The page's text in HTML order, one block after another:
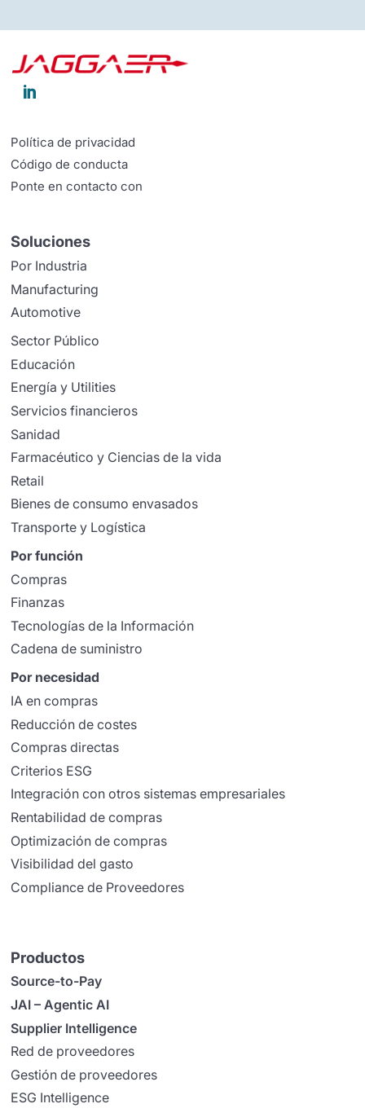

Política de privacidad
Código de conducta
Ponte en contacto con
Soluciones
Por Industria
Manufacturing
Automotive
Sector Público
Educación
Energía y Utilities
Servicios financieros
Sanidad
Farmacéutico y Ciencias de la vida
Retail
Bienes de consumo envasados
Transporte y Logística
Por función
Compras
Finanzas
Tecnologías de la Información
Cadena de suministro
Por necesidad
IA en compras
Reducción de costes
Compras directas
Criterios ESG
Integración con otros sistemas empresariales
Rentabilidad de compras
Optimización de compras
Visibilidad del gasto
Compliance de Proveedores
Productos
Source-to-Pay
JAI – Agentic AI
Supplier Intelligence
Red de proveedores
Gestión de proveedores
ESG Intelligence